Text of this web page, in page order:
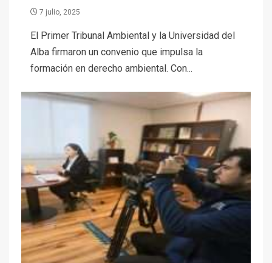
7 julio, 2025
El Primer Tribunal Ambiental y la Universidad del
Alba firmaron un convenio que impulsa la
formación en derecho ambiental. Con...